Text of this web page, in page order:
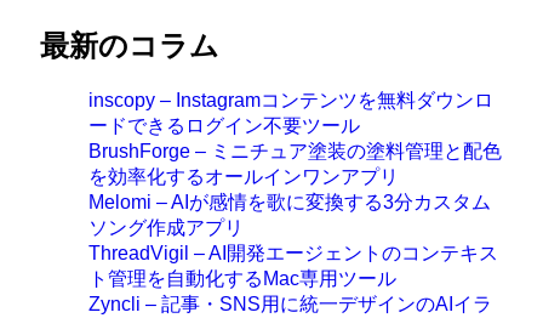
最新のコラム
inscopy – Instagramコンテンツを無料ダウンロ
ードできるログイン不要ツール
BrushForge – ミニチュア塗装の塗料管理と配色
を効率化するオールインワンアプリ
Melomi – AIが感情を歌に変換する3分カスタム
ソング作成アプリ
ThreadVigil – AI開発エージェントのコンテキス
ト管理を自動化するMac専用ツール
Zyncli – 記事・SNS用に統一デザインのAIイラ